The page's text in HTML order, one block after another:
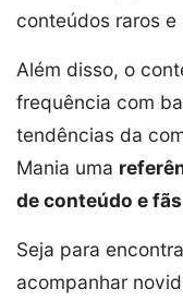
conteúdos raros
Além disso, o
frequência com
tendências da
Mania uma
de conteúdo e
Seja para
acompanhar